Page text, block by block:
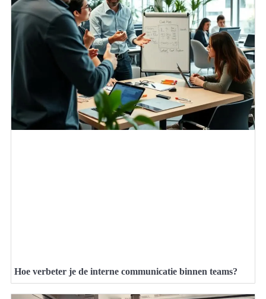
Hoe verbeter je de interne communicatie binnen teams?